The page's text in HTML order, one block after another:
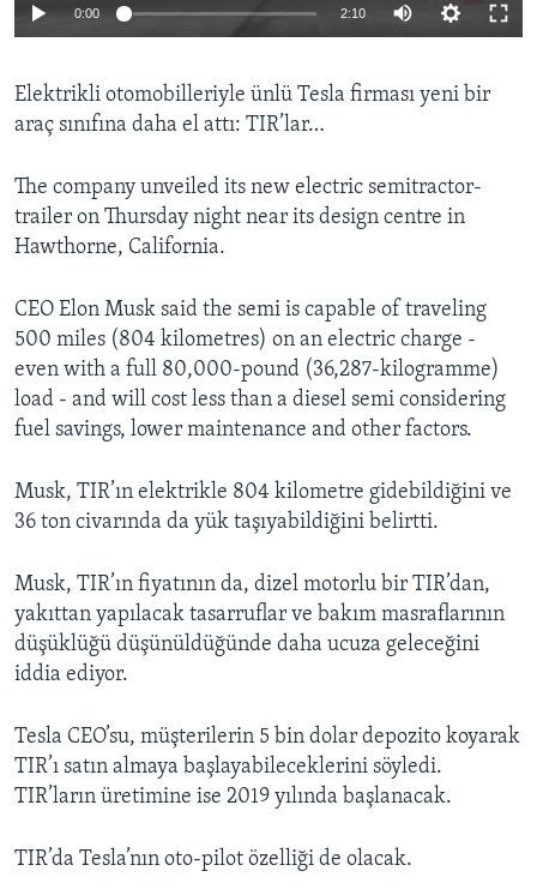
HAYATTAN
BIZI TAKIP EDIN
Diller
0:00 2:10
Elektrikli otomobilleriyle ünlü Tesla firması yeni bir
araç sınıfına daha el attı: TIR’lar…
The company unveiled its new electric semitractor-
trailer on Thursday night near its design centre in
Hawthorne, California.
CEO Elon Musk said the semi is capable of traveling
500 miles (804 kilometres) on an electric charge -
even with a full 80,000-pound (36,287-kilogramme)
load - and will cost less than a diesel semi considering
fuel savings, lower maintenance and other factors.
Musk, TIR’ın elektrikle 804 kilometre gidebildiğini ve
36 ton civarında da yük taşıyabildiğini belirtti.
Musk, TIR’ın fiyatının da, dizel motorlu bir TIR’dan,
yakıttan yapılacak tasarruflar ve bakım masraflarının
düşüklüğü düşünüldüğünde daha ucuza geleceğini
iddia ediyor.
Tesla CEO’su, müşterilerin 5 bin dolar depozito koyarak
TIR’ı satın almaya başlayabileceklerini söyledi.
TIR’ların üretimine ise 2019 yılında başlanacak.
TIR’da Tesla’nın oto-pilot özelliği de olacak.